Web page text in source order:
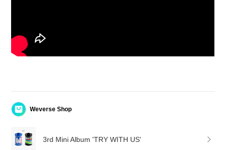
Weverse Shop
3rd Mini Album 'TRY WITH US'